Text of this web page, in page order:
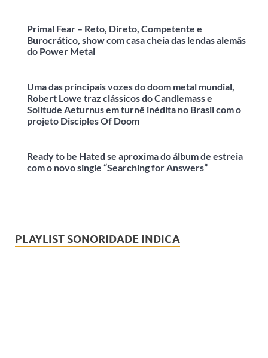
Primal Fear – Reto, Direto, Competente e
Burocrático, show com casa cheia das lendas alemãs
do Power Metal
Uma das principais vozes do doom metal mundial,
Robert Lowe traz clássicos do Candlemass e
Solitude Aeturnus em turnê inédita no Brasil com o
projeto Disciples Of Doom
Ready to be Hated se aproxima do álbum de estreia
com o novo single “Searching for Answers”
PLAYLIST SONORIDADE INDICA